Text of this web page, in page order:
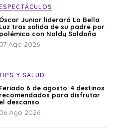
Óscar Junior liderará La Bella
Luz tras salida de su padre por
polémica con Naldy Saldaña
07 Ago 2026
Y SALUD
Feriado 6 de agosto: 4 destinos
recomendados para disfrutar
el descanso
06 Ago 2026